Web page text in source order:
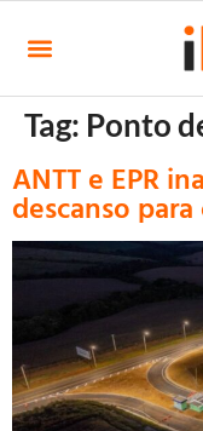
Tag: Ponto
ANTT e EPR
descanso